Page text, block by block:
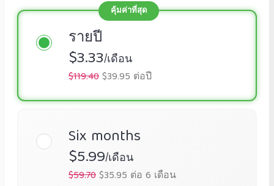
รายปี
$3.33/เดือน
$119.40$39.95 ต่อปี
Six months
$5.99/เดือน
$59.70$35.95 ต่อ 6 เดือน